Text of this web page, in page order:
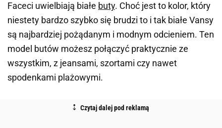
Faceci uwielbiają białe buty. Choć jest to kolor, który
niestety bardzo szybko się brudzi to i tak białe Vansy
są najbardziej pożądanym i modnym odcieniem. Ten
model butów możesz połączyć praktycznie ze
wszystkim, z jeansami, szortami czy nawet
spodenkami plażowymi.